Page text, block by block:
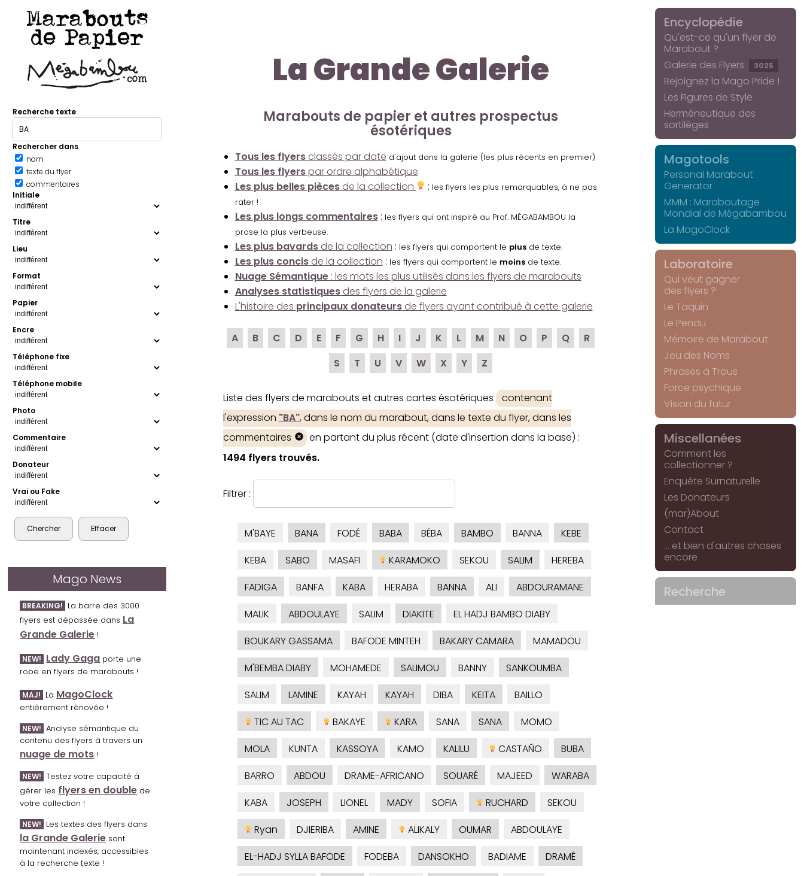
Marabouts
de Papier
Recherche texte
Rechercher dans
nom
texte du flyer
commentaires
Initiale
Titre
Lieu
Format
Papier
Encre
Téléphone fixe
Téléphone mobile
Photo
Commentaire
Donateur
Vrai ou Fake
Mago News
BREAKING! La barre des 3000
flyers est dépassée dans La
Grande Galerie !
NEW! Lady Gaga porte une
robe en flyers de marabouts !
MAJ! La MagoClock
entièrement rénovée !
NEW! Analyse sémantique du
contenu des flyers à travers un
nuage de mots !
NEW! Testez votre capacité à
gérer les flyers en double de
votre collection !
NEW! Les textes des flyers dans
la Grande Galerie sont
maintenant indexés, accessibles
à la recherche texte !
La Grande Galerie
Marabouts de papier et autres prospectus
ésotériques
Tous les flyersclassés par date d'ajout dans la galerie (les plus récents en premier)
Tous les flyerspar ordre alphabétique
Les plus belles piècesde la collection : les flyers les plus remarquables, à ne pas
rater !
Les plus longs commentaires: les flyers qui ont inspiré au Prof. MÉGABAMBOU la
prose la plus verbeuse.
Les plus bavardsde la collection : les flyers qui comportent le plusde texte.
Les plus concisde la collection : les flyers qui comportent le moinsde texte.
Nuage Sémantique: les mots les plus utilisés dans les flyers de marabouts
Analyses statistiquesdes flyers de la galerie
L'histoire des principaux donateursde flyers ayant contribué à cette galerie
A B C D E F G H I J K L M N O P Q
R
S
T U V W X Y Z
Liste des flyers de marabouts et autres cartes ésotériques
contenant
l'expression "BA", dans le nom du marabout, dans le texte du flyer, dans les
commentaires
en partant du plus récent (date d'insertion dans la base) :
1494 flyers trouvés.
Filtrer :
M'BAYE BANA FODÉ BABA BÉBA BAMBO BANNA
KEBE
KEBA
SABO MASAFI KARAMOKO SEKOU SALIM
HEREBA
FADIGA
BANFA KABA HERABA BANNA ALI
ABDOURAMANE
MALIK
ABDOULAYE SALIM DIAKITE
EL HADJ BAMBO DIABY
BOUKARY GASSAMA
BAFODE MINTEH BAKARY CAMARA
MAMADOU
M'BEMBA DIABY
MOHAMEDE SALIMOU BANNY
SANKOUMBA
SALIM
LAMINE KAYAH KAYAH DIBA KEITA
BAILLO
TIC AU TAC
BAKAYE KARA SANA SANA
MOMO
MOLA
KUNTA KASSOYA KAMO KALILU CASTAÑO
BUBA
BARRO
ABDOU DRAME-AFRICANO SOUARÉ MAJEED
WARABA
KABA
JOSEPH LIONEL MADY SOFIA RUCHARD
SEKOU
Ryan
DJIERIBA AMINE ALIKALY OUMAR
ABDOULAYE
EL-HADJ SYLLA BAFODE
FODEBA DANSOKHO BADIAME
DRAMÉ
Encyclopédie
Qu'est-ce qu'un flyer de
Marabout ?
Galerie des Flyers
3025
Rejoignez la Mago Pride !
Les Figures de Style
Herméneutique des
sortilèges
Magotools
Personal Marabout
Generator
MMM : Maraboutage
Mondial de Mégabambou
La MagoClock
Laboratoire
Qui veut gagner
des flyers ?
Le Taquin
Le Pendu
Mémoire de Marabout
Jeu des Noms
Phrases à Trous
Force psychique
Vision du futur
Miscellanées
Comment les
collectionner ?
Enquête Surnaturelle
Les Donateurs
(mar)About
Contact
... et bien d'autres choses
encore
Recherche